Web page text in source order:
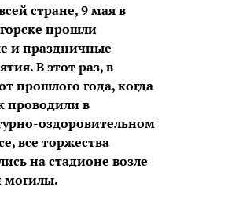
стране, 9 мая в
прошли
и праздничные
В этот раз, в
прошлого года, когда
проводили в
оздоровительном
все торжества
на стадионе возле
могилы.